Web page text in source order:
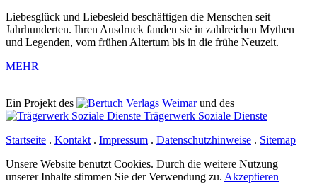
Liebesglück und Liebesleid beschäftigen die Menschen seit
Jahrhunderten. Ihren Ausdruck fanden sie in zahlreichen Mythen
und Legenden, vom frühen Altertum bis in die frühe Neuzeit.
MEHR
Ein Projekt des Verlags Weimarund des
Trägerwerk Soziale Dienste
Startseite . Kontakt . Impressum . Datenschutzhinweise . Sitemap
Unsere Website benutzt Cookies. Durch die weitere Nutzung
unserer Inhalte stimmen Sie der Verwendung zu. Akzeptieren